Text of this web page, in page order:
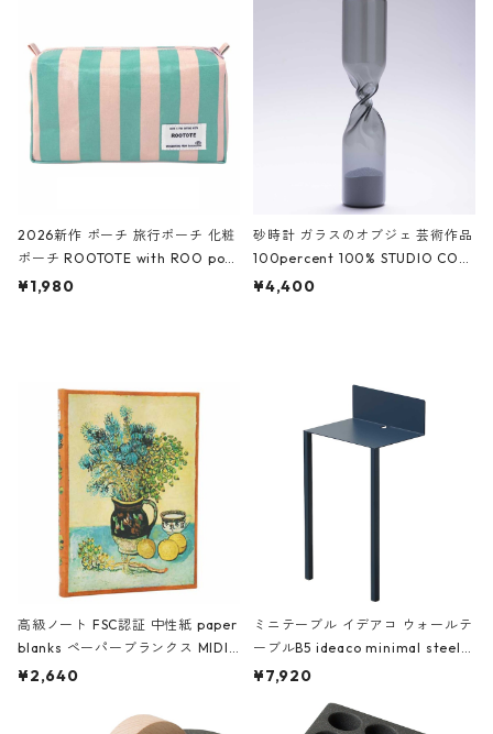
ーガンディー、オフホワイト
2026新作 ポーチ 旅行ポーチ 化粧
ポーチ ROOTOTE with ROO pou
ch 3532 ルートート WR.ポーチ.ラ
¥1,980
砂時計 ガラスのオブジェ 芸術作品
100percent 100% STUDIO COH
AKU Timeless 100パーセント ス
¥4,400
高級ノート FSC認証 中性紙 paper
blanks ペーパーブランクス MIDI
ハードカバー 罫線 ヴァン・ゴッホ
¥2,640
ミニテーブル イデアコ ウォールテ
ーブルB5 ideaco minimal steel f
urniture WALL Table B5 ネイビー
¥7,920